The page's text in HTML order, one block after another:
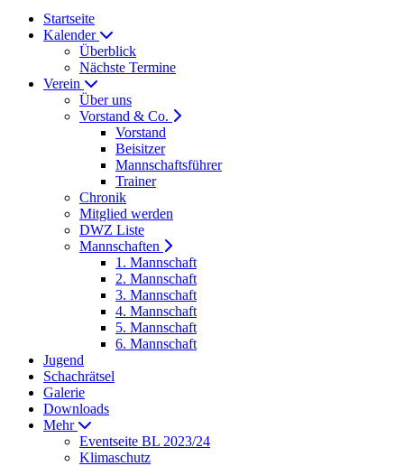
Startseite
Kalender
Überblick
Nächste Termine
Verein
Über uns
Vorstand & Co.
Vorstand
Beisitzer
Mannschaftsführer
Trainer
Chronik
Mitglied werden
DWZ Liste
Mannschaften
1. Mannschaft
2. Mannschaft
3. Mannschaft
4. Mannschaft
5. Mannschaft
6. Mannschaft
Jugend
Schachrätsel
Galerie
Downloads
Mehr
Eventseite BL 2023/24
Klimaschutz